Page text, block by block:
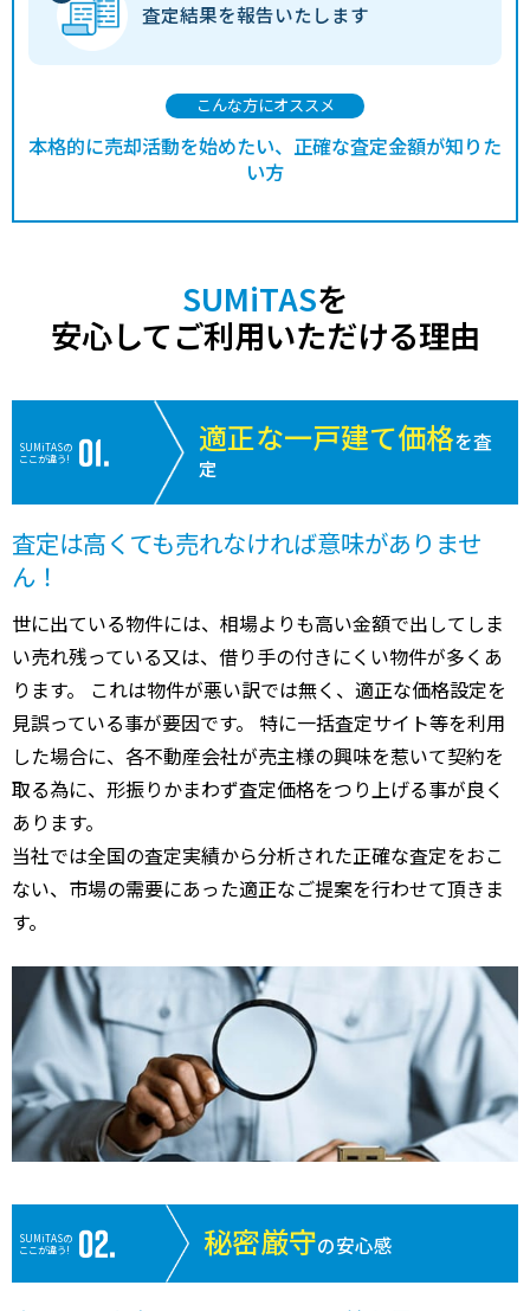
査定結果を報告いたします
こんな方にオススメ
本格的に売却活動を始めたい、正確な査定金額が知りた
い方
SUMiTASを
安心してご利用いただける理由
SUMiTASの
ここが違う!
適正な一戸建て価格を査
定
査定は高くても売れなければ意味がありませ
ん！
世に出ている物件には、相場よりも高い金額で出してしま
い売れ残っている又は、借り手の付きにくい物件が多くあ
ります。 これは物件が悪い訳では無く、適正な価格設定を
見誤っている事が要因です。 特に一括査定サイト等を利用
した場合に、各不動産会社が売主様の興味を惹いて契約を
取る為に、形振りかまわず査定価格をつり上げる事が良く
あります。
当社では全国の査定実績から分析された正確な査定をおこ
ない、市場の需要にあった適正なご提案を行わせて頂きま
す。
SUMiTASの
ここが違う!
秘密厳守の安心感